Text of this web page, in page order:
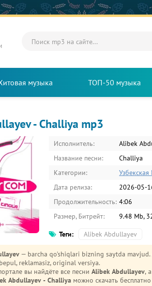
музыка ТОП-50 музыка
- Challiya mp3
Исполнитель:
Alibek
Название песни:
Challiya
Категории:
Дата релиза:
2026-05-
Продолжительность: 4:06
Размер, Битрейт:
9.48 Mb,
Теги: Alibek Abdullayev
— barcha qo'shiqlari bizning saytda mavjud.
reklamasiz, original versiya.
вы найдёте все песни Alibek Abdullayev,
Abdullayev - Challiya можно скачать